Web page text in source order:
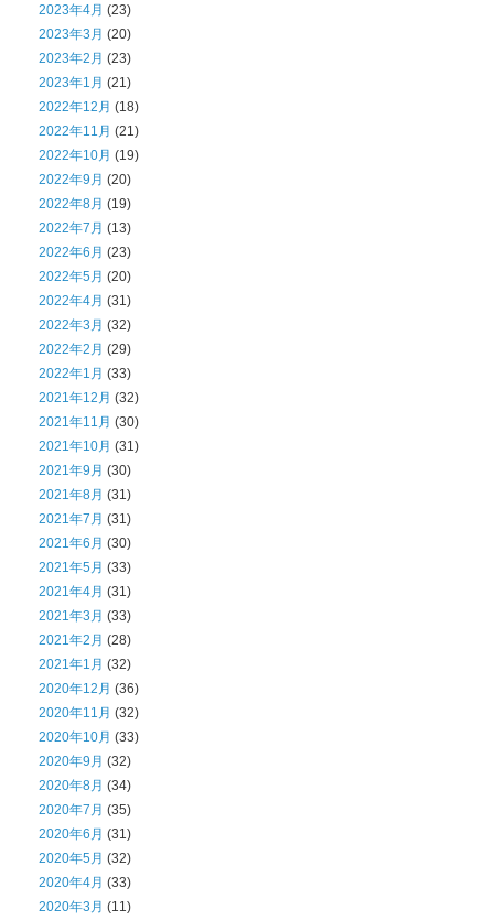
2023年4月 (23)
2023年3月 (20)
2023年2月 (23)
2023年1月 (21)
2022年12月 (18)
2022年11月 (21)
2022年10月 (19)
2022年9月 (20)
2022年8月 (19)
2022年7月 (13)
2022年6月 (23)
2022年5月 (20)
2022年4月 (31)
2022年3月 (32)
2022年2月 (29)
2022年1月 (33)
2021年12月 (32)
2021年11月 (30)
2021年10月 (31)
2021年9月 (30)
2021年8月 (31)
2021年7月 (31)
2021年6月 (30)
2021年5月 (33)
2021年4月 (31)
2021年3月 (33)
2021年2月 (28)
2021年1月 (32)
2020年12月 (36)
2020年11月 (32)
2020年10月 (33)
2020年9月 (32)
2020年8月 (34)
2020年7月 (35)
2020年6月 (31)
2020年5月 (32)
2020年4月 (33)
2020年3月 (11)